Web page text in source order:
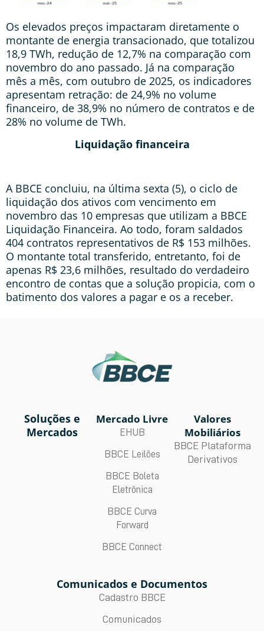
Os elevados preços impactaram diretamente o
montante de energia transacionado, que totalizou
18,9 TWh, redução de 12,7% na comparação com
novembro do ano passado. Já na comparação
mês a mês, com outubro de 2025, os indicadores
apresentam retração: de 24,9% no volume
financeiro, de 38,9% no número de contratos e de
28% no volume de TWh.
Liquidação financeira
A BBCE concluiu, na última sexta (5), o ciclo de
liquidação dos ativos com vencimento em
novembro das 10 empresas que utilizam a BBCE
Liquidação Financeira. Ao todo, foram saldados
404 contratos representativos de R$ 153 milhões.
O montante total transferido, entretanto, foi de
apenas R$ 23,6 milhões, resultado do verdadeiro
encontro de contas que a solução propicia, com o
batimento dos valores a pagar e os a receber.
Soluções e
Mercados
Mercado Livre
EHUB
BBCE Leilões
BBCE Boleta
Eletrônica
BBCE Curva
Forward
BBCE Connect
Valores
Mobiliários
BBCE Plataforma
Derivativos
Comunicados e Documentos
Cadastro BBCE
Comunicados